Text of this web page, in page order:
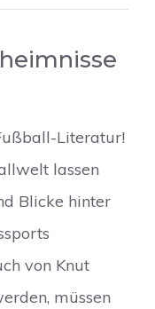
Literatur!
lassen
Blicke hinter
von Knut
müssen